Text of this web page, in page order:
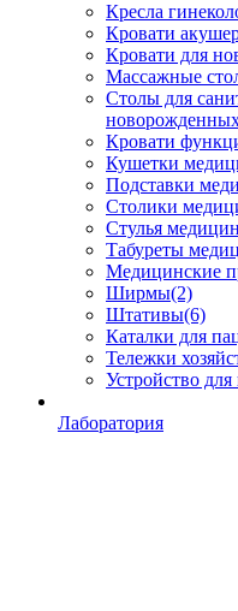
Кресла
Кровати
Кровати для
Массажные
Столы для
Кровати
Кушетки
Подставки
Столики
Стулья
Табуреты
Медицинские
Ширмы(2)
Штативы(6)
Каталки для
Тележки
Устройство
Лаборатория